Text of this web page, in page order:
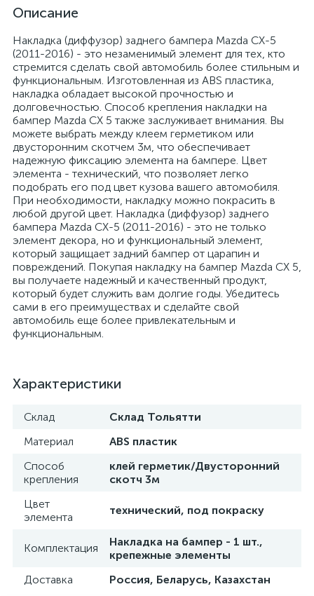
Описание
Накладка (диффузор) заднего бампера Mazda CX-5
(2011-2016) - это незаменимый элемент для тех, кто
стремится сделать свой автомобиль более стильным и
функциональным. Изготовленная из ABS пластика,
накладка обладает высокой прочностью и
долговечностью. Способ крепления накладки на
бампер Mazda CX 5 также заслуживает внимания. Вы
можете выбрать между клеем герметиком или
двусторонним скотчем 3м, что обеспечивает
надежную фиксацию элемента на бампере. Цвет
элемента - технический, что позволяет легко
подобрать его под цвет кузова вашего автомобиля.
При необходимости, накладку можно покрасить в
любой другой цвет. Накладка (диффузор) заднего
бампера Mazda CX-5 (2011-2016) - это не только
элемент декора, но и функциональный элемент,
который защищает задний бампер от царапин и
повреждений. Покупая накладку на бампер Mazda CX 5,
вы получаете надежный и качественный продукт,
который будет служить вам долгие годы. Убедитесь
сами в его преимуществах и сделайте свой
автомобиль еще более привлекательным и
функциональным.
Характеристики
Склад
Склад Тольятти
Материал
ABS пластик
Способ
крепления
клей герметик/Двусторонний
скотч 3м
Цвет
элемента
технический, под покраску
Комплектация
Накладка на бампер - 1 шт.,
крепежные элементы
Доставка
Россия, Беларусь, Казахстан